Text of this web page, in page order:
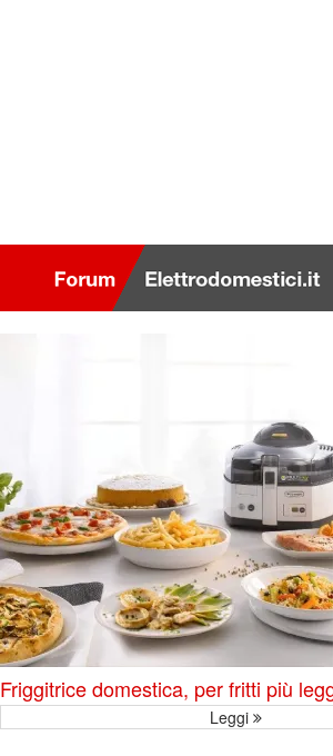
Friggitrice domestica, per fritti più
Leggi